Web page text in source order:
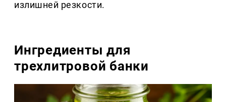
излишней резкости.
Ингредиенты для
трехлитровой банки